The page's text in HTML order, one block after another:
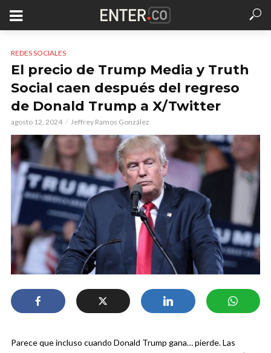
REDES SOCIALES
El precio de Trump Media y Truth
Social caen después del regreso
de Donald Trump a X/Twitter
agosto 12, 2024 Jeffrey Ramos González
Parece que incluso cuando Donald Trump gana… pierde. Las